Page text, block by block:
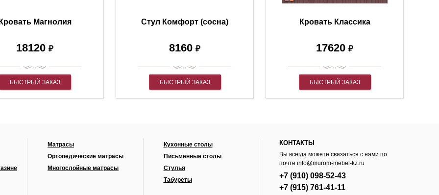
Магнолия
18120 ₽
БЫСТРЫЙ ЗАКАЗ
Стул Комфорт (сосна)
8160 ₽
БЫСТРЫЙ ЗАКАЗ
Кровать Классика
17620 ₽
БЫСТРЫЙ ЗАКАЗ
Матрасы
Ортопедические матрасы
Многослойные матрасы
Кухонные столы
Письменные столы
Стулья
Табуреты
КОНТАКТЫ
Вы всегда можете связаться с нами по
почте info@murom-mebel-kz.ru
+7 (910) 098-52-43
+7 (915) 761-41-11